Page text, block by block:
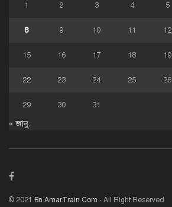
1 2 3 4 5
8 9 10 11 12
15 16 17 18 19
22 23 24 25 26
29 30 31
« জানু.
© 2021 Bn.AmarTrain.Com - All Right Reserved